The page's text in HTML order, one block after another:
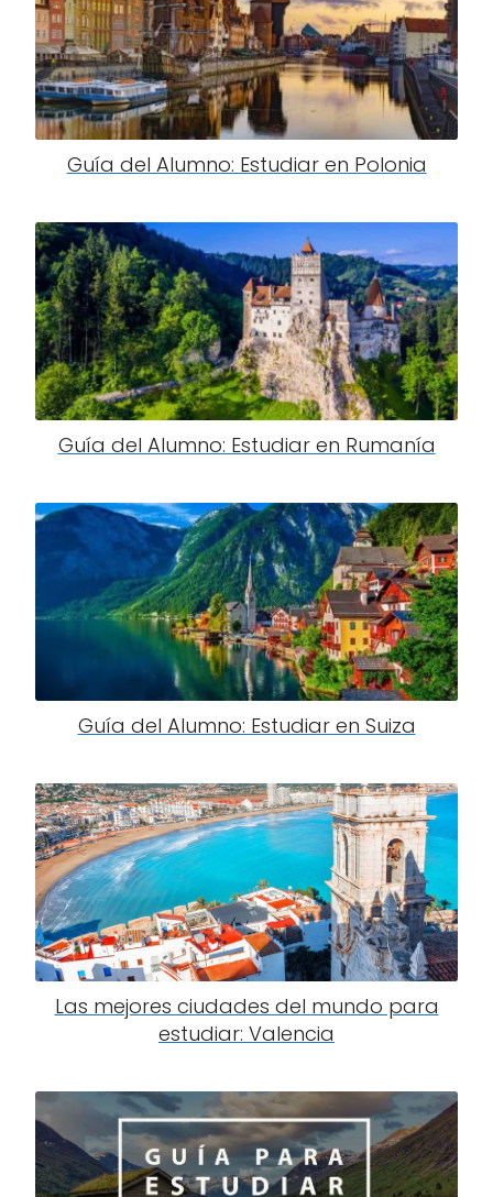
Guía del Alumno: Estudiar en Polonia
Guía del Alumno: Estudiar en Rumanía
Guía del Alumno: Estudiar en Suiza
Las mejores ciudades del mundo para
estudiar: Valencia